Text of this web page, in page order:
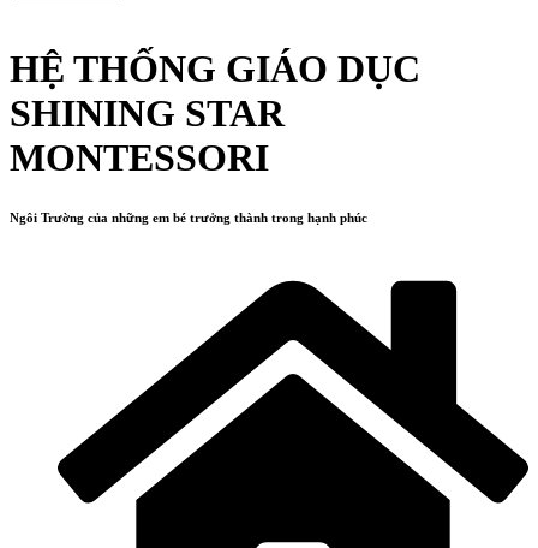
HỆ THỐNG GIÁO DỤC
SHINING STAR
MONTESSORI
Ngôi Trường của những em bé trưởng thành trong hạnh phúc